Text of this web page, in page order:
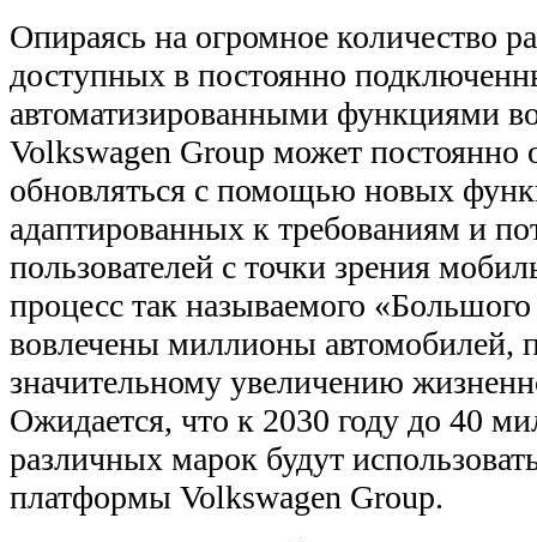
Опираясь на огромное количество
доступных в постоянно
автоматизированными функциями
Volkswagen Group может постоянно
обновляться с помощью новых
адаптированных к требованиям и
пользователей с точки зрения
процесс так называемого
вовлечены миллионы автомобилей,
значительному увеличению
Ожидается, что к 2030 году до 40
различных марок будут
платформы Volkswagen Group.